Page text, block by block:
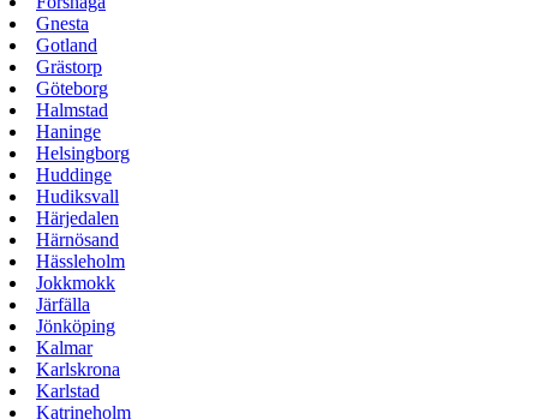
Gnesta
Gotland
Grästorp
Göteborg
Halmstad
Haninge
Helsingborg
Huddinge
Hudiksvall
Härjedalen
Härnösand
Hässleholm
Jokkmokk
Järfälla
Jönköping
Kalmar
Karlskrona
Karlstad
Katrineholm